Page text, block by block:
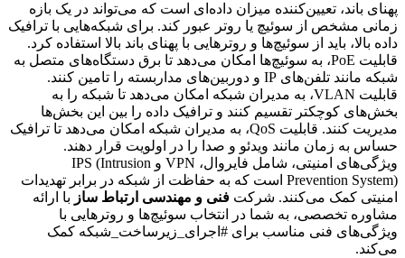
پهنای باند، تعیین‌کننده میزان داده‌ای است که می‌تواند در یک بازه
زمانی مشخص از سوئیچ یا روتر عبور کند. برای شبکه‌هایی با ترافیک
داده بالا، باید از سوئیچ‌ها و روترهایی با پهنای باند بالا استفاده کرد.
قابلیت PoE، به سوئیچ‌ها امکان می‌دهد تا برق دستگاه‌های متصل به
شبکه مانند تلفن‌های IP و دوربین‌های مداربسته را تامین کنند.
قابلیت VLAN، به مدیران شبکه امکان می‌دهد تا شبکه را به
بخش‌های کوچکتر تقسیم کنند و ترافیک داده را بین این بخش‌ها
مدیریت کنند. قابلیت QoS، به مدیران شبکه امکان می‌دهد تا ترافیک
حساس به زمان مانند ویدئو و صدا را در اولویت قرار دهند.
ویژگی‌های امنیتی، شامل فایروال، VPN و IPS (Intrusion
Prevention System) است که به حفاظت از شبکه در برابر تهدیدات
امنیتی کمک می‌کنند. شرکت فنی و مهندسی ارتباط ساز با ارائه
مشاوره تخصصی، به شما در انتخاب سوئیچ‌ها و روترهایی با
ویژگی‌های فنی مناسب برای #اجرای_زیرساخت_شبکه کمک
می‌کند.